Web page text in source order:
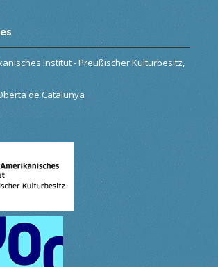
Institut - Preußischer Kulturbesitz,
de Catalunya